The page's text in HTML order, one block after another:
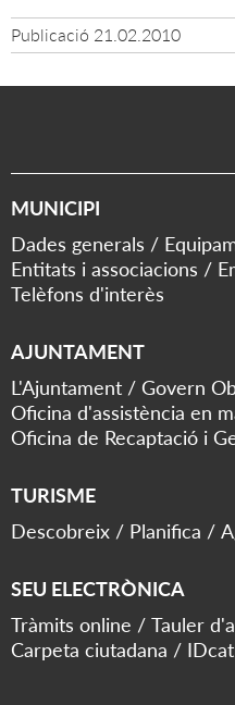
Publicació 21.02.2010
MUNICIPI
Dades generals
Entitats i associacions
Telèfons d'interès
AJUNTAMENT
L'Ajuntament
Govern
Oficina d'assistència en
Oficina de Recaptació i
TURISME
Descobreix
Planifica
SEU ELECTRÒNICA
Tràmits online
Tauler
Carpeta ciutadana